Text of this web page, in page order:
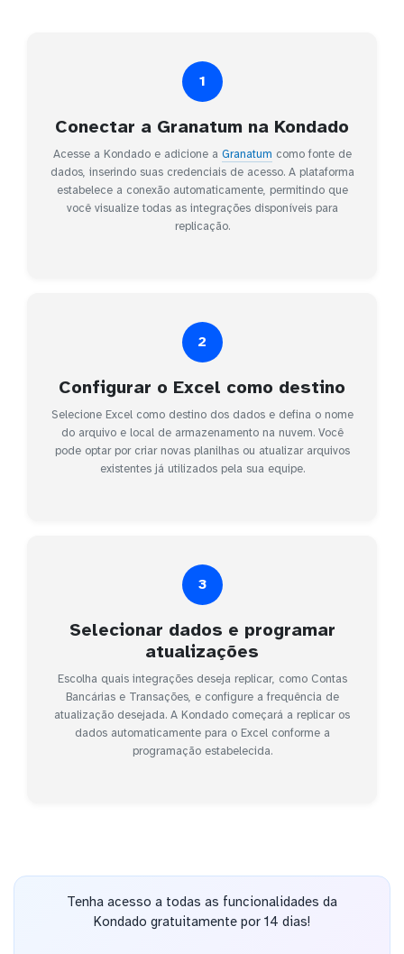
1
Conectar a Granatum na Kondado
Acesse a Kondado e adicione a Granatum como fonte de
dados, inserindo suas credenciais de acesso. A plataforma
estabelece a conexão automaticamente, permitindo que
você visualize todas as integrações disponíveis para
replicação.
2
Configurar o Excel como destino
Selecione Excel como destino dos dados e defina o nome
do arquivo e local de armazenamento na nuvem. Você
pode optar por criar novas planilhas ou atualizar arquivos
existentes já utilizados pela sua equipe.
3
Selecionar dados e programar
atualizações
Escolha quais integrações deseja replicar, como Contas
Bancárias e Transações, e configure a frequência de
atualização desejada. A Kondado começará a replicar os
dados automaticamente para o Excel conforme a
programação estabelecida.
Tenha acesso a todas as funcionalidades da
Kondado gratuitamente por 14 dias!